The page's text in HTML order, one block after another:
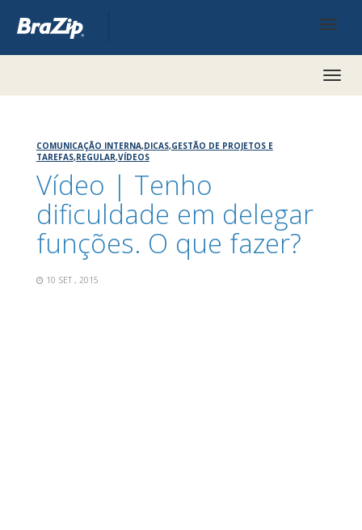
COMUNICAÇÃO INTERNA,DICAS,GESTÃO DE PROJETOS E
TAREFAS,REGULAR,VÍDEOS
Vídeo | Tenho
dificuldade em delegar
funções. O que fazer?
10 SET , 2015